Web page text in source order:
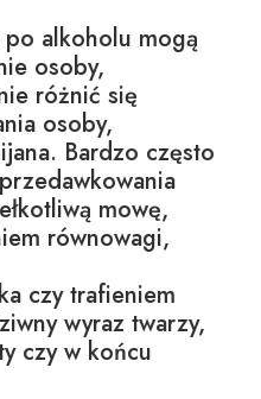
alkoholu mogą
osoby,
różnić się
osoby,
Bardzo często
mowę,
równowagi,
czy trafieniem
wyraz twarzy,
czy w końcu